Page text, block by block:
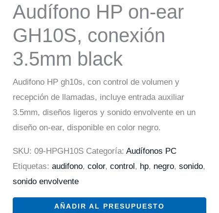
Audífono HP on-ear
GH10S, conexión
3.5mm black
Audifono HP gh10s, con control de volumen y
recepción de llamadas, incluye entrada auxiliar
3.5mm, diseños ligeros y sonido envolvente en un
diseño on-ear, disponible en color negro.
SKU:09-HPGH10S Categoría:Audífonos PC
Etiquetas:audifono,color,control, hp, negro,sonido,
sonido envolvente
AÑADIR AL PRESUPUESTO